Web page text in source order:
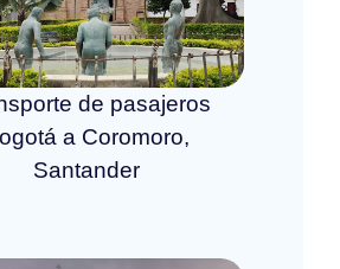
de pasajeros
a Coromoro,
Santander